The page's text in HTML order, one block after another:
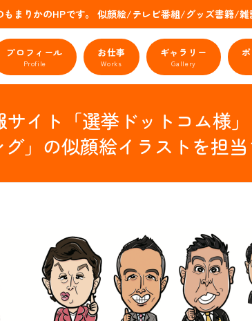
もまりかのHPです。 似顔絵/テレビ番組/グッズ書籍/
プロフィール
Profile
お仕事
Works
ギャラリー
Gallery
イト「選挙ドットコム様
」の似顔絵イラストを担